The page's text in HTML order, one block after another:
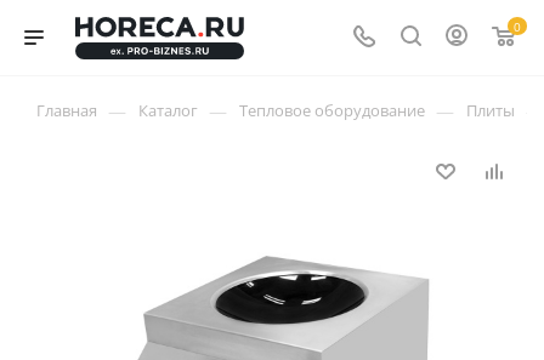
0
Главная — Каталог — Тепловое оборудование — Плиты